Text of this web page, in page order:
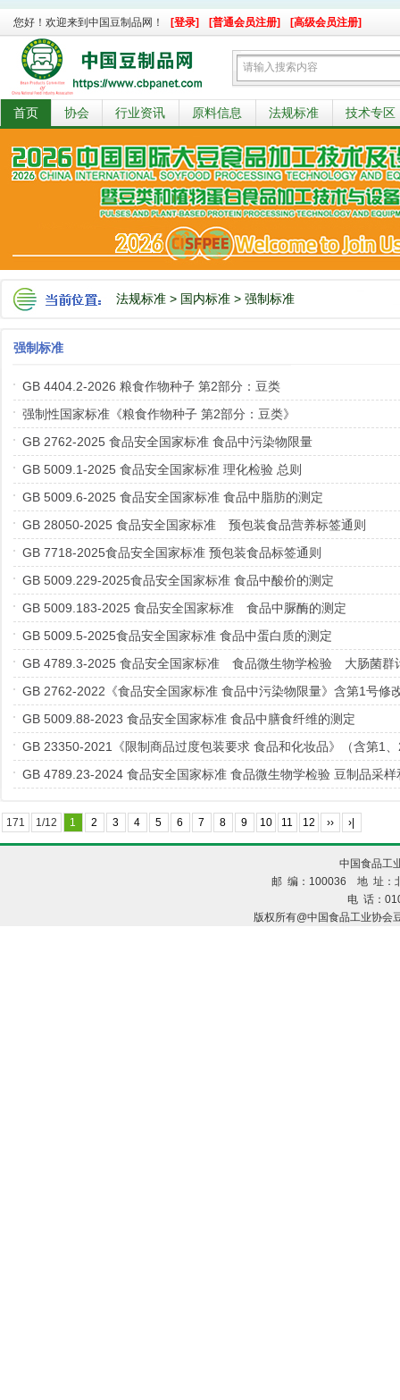
您好！欢迎来到中国豆制品网！ [登录] [普通会员注册] [高级会员注册]
首页 协会 行业资讯 原料信息 法规标准 技术专区
法规标准 > 国内标准 > 强制标准
强制标准
GB 4404.2-2026 粮食作物种子 第2部分：豆类
强制性国家标准《粮食作物种子 第2部分：豆类》
GB 2762-2025 食品安全国家标准 食品中污染物限量
GB 5009.1-2025 食品安全国家标准 理化检验 总则
GB 5009.6-2025 食品安全国家标准 食品中脂肪的测定
GB 28050-2025 食品安全国家标准 预包装食品营养标签通则
GB 7718-2025食品安全国家标准 预包装食品标签通则
GB 5009.229-2025食品安全国家标准 食品中酸价的测定
GB 5009.183-2025 食品安全国家标准 食品中脲酶的测定
GB 5009.5-2025食品安全国家标准 食品中蛋白质的测定
GB 4789.3-2025 食品安全国家标准 食品微生物学检验 大肠菌群
GB 2762-2022《食品安全国家标准 食品中污染物限量》含第1号修
GB 5009.88-2023 食品安全国家标准 食品中膳食纤维的测定
GB 23350-2021《限制商品过度包装要求 食品和化妆品》（含第1
GB 4789.23-2024 食品安全国家标准 食品微生物学检验 豆制品采样
171 1/12 1 2 3 4 5 6 7 8 9 10 11 12 ›› ›|
中国食品工
邮 编：100036 地 址：
电 话：
版权所有@中国食品工业协